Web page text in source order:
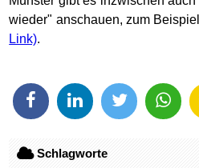
wieder" anschauen, zum
.
Schlagworte